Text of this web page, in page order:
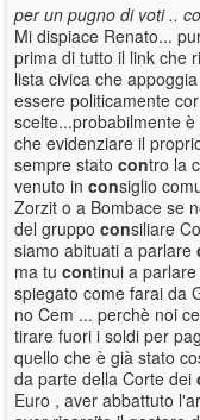
per un pugno di voti ..
Mi dispiace Renato...
prima di tutto il link che
lista civica che appoggia
essere politicamente
scelte...probabilmente
che evidenziare il
sempre stato contro la
venuto in consiglio
Zorzit o a Bombace se
del gruppo consiliare
siamo abituati a parlare
ma tu continui a
spiegato come farai da
no Cem ... perchè noi
tirare fuori i soldi per
quello che è già stato
da parte della Corte dei
Euro , aver abbattuto